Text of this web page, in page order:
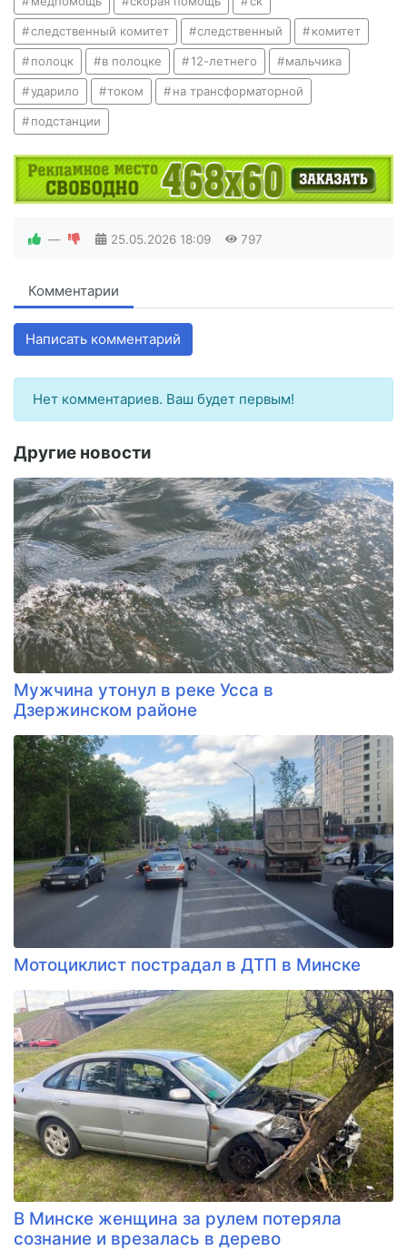
следственный комитет следственный комитет
полоцк в полоцке 12-летнего мальчика
ударило током на трансформаторной
подстанции
— 25.05.2026 18:09 797
Комментарии
Написать комментарий
Нет комментариев. Ваш будет первым!
Другие новости
Мужчина утонул в реке Усса в
Дзержинском районе
Мотоциклист пострадал в ДТП в Минске
В Минске женщина за рулем потеряла
сознание и врезалась в дерево